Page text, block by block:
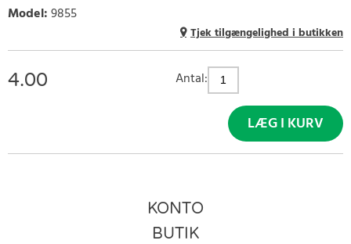
Model:9855
Tjek tilgængelighed i butikken
4.00 Antal:
LÆG I KURV
KONTO
BUTIK